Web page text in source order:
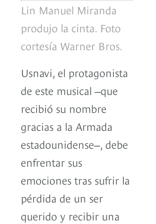
Lin Manuel Miranda
produjo la cinta. Foto
cortesía Warner Bros.
Usnavi, el protagonista
de este musical ‒que
recibió su nombre
gracias a la Armada
estadounidense‒, debe
enfrentar sus
emociones tras sufrir la
pérdida de un ser
querido y recibir una